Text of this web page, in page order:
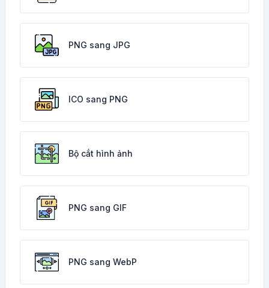
PNG sang JPG
ICO sang PNG
Bộ cắt hình ảnh
PNG sang GIF
PNG sang WebP